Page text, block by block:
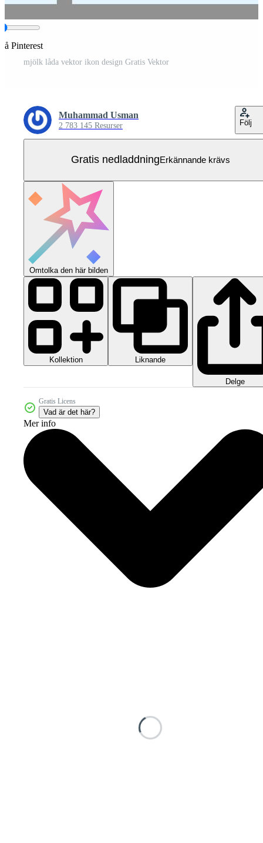
Pinterest
mjölk låda vektor ikon design Gratis Vektor
Muhammad Usman
2 783 145 Resurser Följ
Gratis nedladdningErkännande krävs
Omtolka den här bilden
Kollektion Liknande
Delge
Gratis Licens
Vad är det här?
Mer info